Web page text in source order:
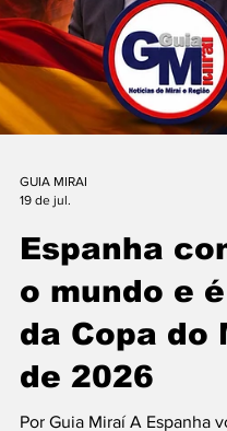
GUIA MIRAI
Espanha
o mundo e é
da Copa do